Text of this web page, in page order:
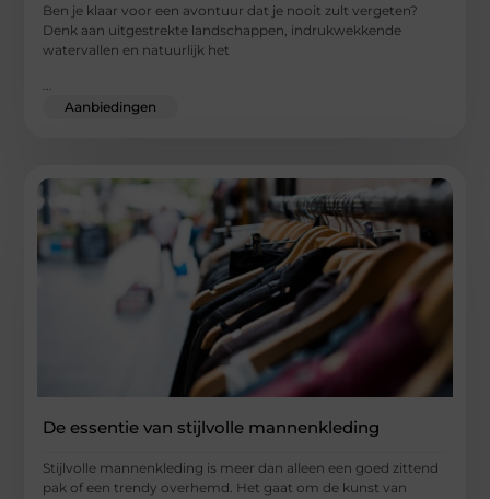
Ben je klaar voor een avontuur dat je nooit zult vergeten?
Denk aan uitgestrekte landschappen, indrukwekkende
watervallen en natuurlijk het
...
Aanbiedingen
De essentie van stijlvolle mannenkleding
Stijlvolle mannenkleding is meer dan alleen een goed zittend
pak of een trendy overhemd. Het gaat om de kunst van